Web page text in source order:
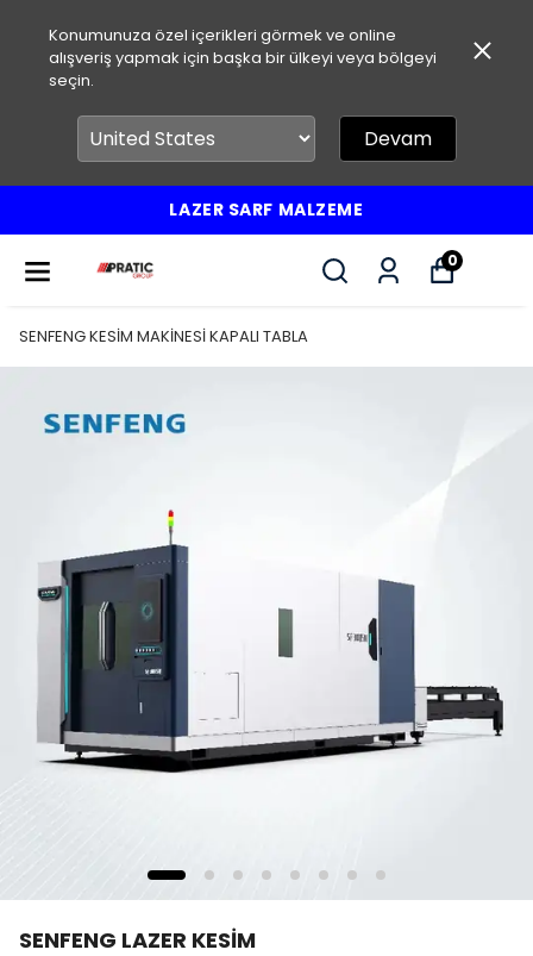
Konumunuza özel içerikleri görmek ve online
alışveriş yapmak için başka bir ülkeyi veya bölgeyi
seçin.
Devam
LAZER SARF MALZEME
0
SENFENG KESİM MAKİNESİ KAPALI TABLA
SENFENG LAZER KESİM